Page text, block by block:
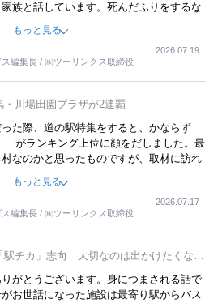
族と話しています。死んだふりをするな
せん。そんな中で、この企画展はタイム
もっと見る
編集長 / ㈱ツーリンクス取締役
2026.07.19
川場田園プラザが2連覇
た際、道の駅特集をすると、かならず
がランキング上位に顔をだしました。最
なのかと思ったものですが、取材に訪れ
ーしたら、興味深い話が次々が飛び出しま
でも思い出すことが２つあります。一つ
ランドを見学させ、サービス業、接客業
ることです。 もう一つは1800円もする
するにあたり、社内に懸念もあったそう
都内ナンバーの高級外車が停まっている
も売れると確信したそうです。今回の記
もっと見る
編集長 / ㈱ツーリンクス取締役
2026.07.17
駅チカ」志向 大切なのは出かけたくなる
がとうございます。身につまされる話で
お世話になった施設は最寄り駅からバス